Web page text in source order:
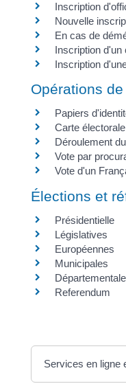
Inscription
Nouvelle
En cas de
Inscription d'un
Inscription
Opérations
Papiers
Carte électorale
Déroulement
Vote par
Vote d'un
Élections et
Présidentielle
Législatives
Européennes
Municipales
Referendum
Services en ligne